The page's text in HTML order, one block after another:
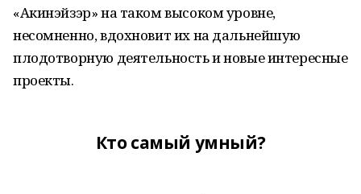
«Акинэйзэр» на таком высоком уровне,
несомненно, вдохновит их на дальнейшую
плодотворную деятельность и новые интересные
проекты.
Кто самый умный?